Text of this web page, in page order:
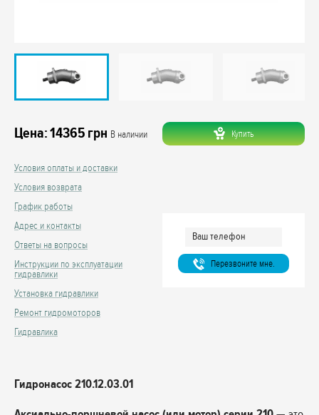
Цена:14365 грн В наличии Купить
Условия оплаты и доставки
Условия возврата
График работы
Адрес и контакты
Ответы на вопросы
Инструкции по эксплуатации
гидравлики
Установка гидравлики
Ремонт гидромоторов
Гидравлика
Перезвоните мне.
Гидронасос 210.12.03.01